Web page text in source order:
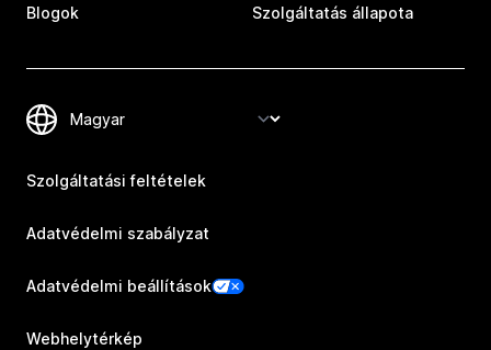
Blogok Szolgáltatás állapota
Szolgáltatási feltételek
Adatvédelmi szabályzat
Adatvédelmi beállítások
Webhelytérkép